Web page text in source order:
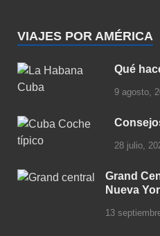
VIAJES POR AMÉRICA
Qué
9 agosto,
28 julio,
Grand
Nueva
13